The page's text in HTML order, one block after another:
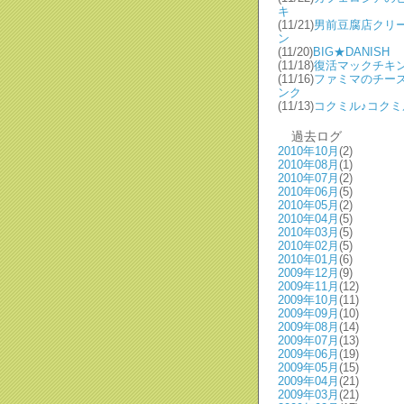
キ
(11/21)男前豆腐店クリ
ン
(11/20)BIG★DANISH
(11/18)復活マックチキ
(11/16)ファミマのチー
ンク
(11/13)コクミル♪コク
過去ログ
2010年10月 (2)
2010年08月 (1)
2010年07月 (2)
2010年06月 (5)
2010年05月 (2)
2010年04月 (5)
2010年03月 (5)
2010年02月 (5)
2010年01月 (6)
2009年12月 (9)
2009年11月 (12)
2009年10月 (11)
2009年09月 (10)
2009年08月 (14)
2009年07月 (13)
2009年06月 (19)
2009年05月 (15)
2009年04月 (21)
2009年03月 (21)